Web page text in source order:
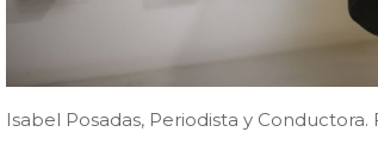
Isabel Posadas, Periodista y Conductora.